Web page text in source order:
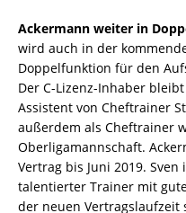
Ackermann weiter in
wird auch in der
Doppelfunktion für den
Der C-Lizenz-Inhaber
Assistent von Cheftrainer
außerdem als Cheftrainer
Oberligamannschaft.
Vertrag bis Juni 2019.
talentierter Trainer mit
der neuen Vertragslaufzeit